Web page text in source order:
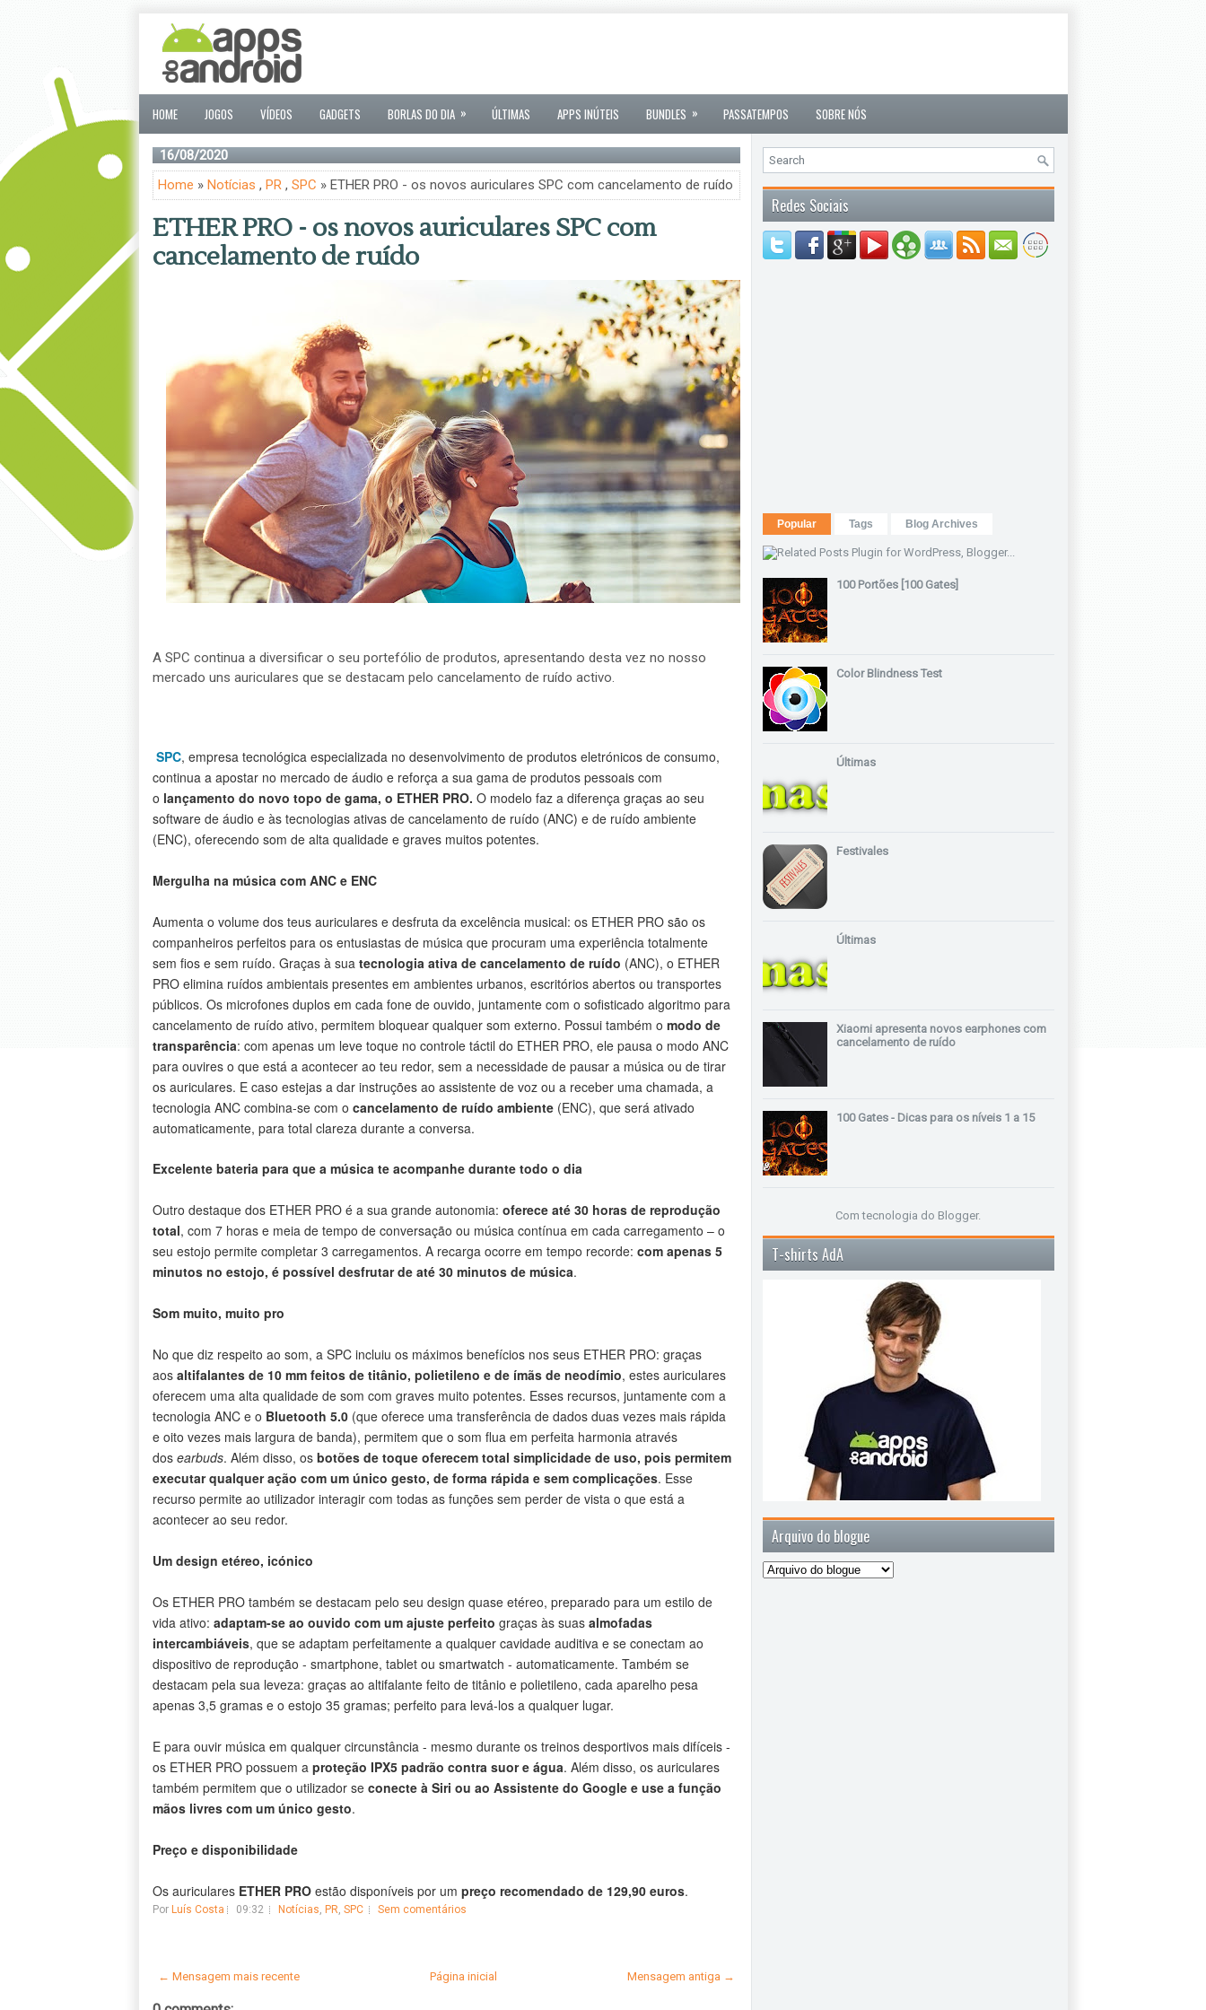
HOME JOGOS VÍDEOS GADGETS BORLAS DO DIA » ÚLTIMAS APPS INÚTEIS BUNDLES » PASSATEMPOS SOBRE NÓS
16/08/2020
Home » Notícias , PR, SPC » ETHER PRO - os novos auriculares SPC com cancelamento de ruído
ETHER PRO - os novos auriculares SPC com
cancelamento de ruído
A SPC continua a diversificar o seu portefólio de produtos, apresentando desta vez no nosso
mercado uns auriculares que se destacam pelo cancelamento de ruído activo.
SPC, empresa tecnológica especializada no desenvolvimento de produtos eletrónicos de consumo,
continua a apostar no mercado de áudio e reforça a sua gama de produtos pessoais com
o lançamento do novo topo de gama, o ETHER PRO. O modelo faz a diferença graças ao seu
software de áudio e às tecnologias ativas de cancelamento de ruído (ANC) e de ruído ambiente
(ENC), oferecendo som de alta qualidade e graves muitos potentes.
Mergulha na música com ANC e ENC
Aumenta o volume dos teus auriculares e desfruta da excelência musical: os ETHER PRO são os
companheiros perfeitos para os entusiastas de música que procuram uma experiência totalmente
sem fios e sem ruído. Graças à sua tecnologia ativa de cancelamento de ruído (ANC), o ETHER
PRO elimina ruídos ambientais presentes em ambientes urbanos, escritórios abertos ou transportes
públicos. Os microfones duplos em cada fone de ouvido, juntamente com o sofisticado algoritmo para
cancelamento de ruído ativo, permitem bloquear qualquer som externo. Possui também o modo de
transparência: com apenas um leve toque no controle táctil do ETHER PRO, ele pausa o modo ANC
para ouvires o que está a acontecer ao teu redor, sem a necessidade de pausar a música ou de tirar
os auriculares. E caso estejas a dar instruções ao assistente de voz ou a receber uma chamada, a
tecnologia ANC combina-se com o cancelamento de ruído ambiente(ENC), que será ativado
automaticamente, para total clareza durante a conversa.
Excelente bateria para que a música te acompanhe durante todo o dia
Outro destaque dos ETHER PRO é a sua grande autonomia: oferece até 30 horas de reprodução
total, com 7 horas e meia de tempo de conversação ou música contínua em cada carregamento – o
seu estojo permite completar 3 carregamentos. A recarga ocorre em tempo recorde: com apenas 5
minutos no estojo, é possível desfrutar de até 30 minutos de música.
Som muito, muito pro
No que diz respeito ao som, a SPC incluiu os máximos benefícios nos seus ETHER PRO: graças
aos altifalantes de 10 mm feitos de titânio, polietileno e de ímãs de neodímio, estes auriculares
oferecem uma alta qualidade de som com graves muito potentes. Esses recursos, juntamente com a
tecnologia ANC e o Bluetooth 5.0(que oferece uma transferência de dados duas vezes mais rápida
e oito vezes mais largura de banda), permitem que o som flua em perfeita harmonia através
dos earbuds. Além disso, os botões de toque oferecem total simplicidade de uso, pois permitem
executar qualquer ação com um único gesto, de forma rápida e sem complicações. Esse
recurso permite ao utilizador interagir com todas as funções sem perder de vista o que está a
acontecer ao seu redor.
Um design etéreo, icónico
Os ETHER PRO também se destacam pelo seu design quase etéreo, preparado para um estilo de
vida ativo: adaptam-se ao ouvido com um ajuste perfeito graças às suas almofadas
intercambiáveis, que se adaptam perfeitamente a qualquer cavidade auditiva e se conectam ao
dispositivo de reprodução - smartphone, tablet ou smartwatch - automaticamente. Também se
destacam pela sua leveza: graças ao altifalante feito de titânio e polietileno, cada aparelho pesa
apenas 3,5 gramas e o estojo 35 gramas; perfeito para levá-los a qualquer lugar.
E para ouvir música em qualquer circunstância - mesmo durante os treinos desportivos mais difíceis -
os ETHER PRO possuem a proteção IPX5 padrão contra suor e água. Além disso, os auriculares
também permitem que o utilizador se conecte à Siri ou ao Assistente do Google e use a função
mãos livres com um único gesto.
Preço e disponibilidade
Os auriculares ETHER PROestão disponíveis por um preço recomendado de 129,90 euros.
Por Luís Costa 09:32 Notícias, PR, SPC Sem comentários
← Mensagem mais recente Mensagem antiga →
Página inicial
Redes Sociais
Popular Tags Blog Archives
100 Portões [100 Gates]
Color Blindness Test
Últimas
Festivales
Últimas
Xiaomi apresenta novos earphones com
cancelamento de ruído
100 Gates - Dicas para os níveis 1 a 15
Com tecnologia do Blogger.
T-shirts AdA
Arquivo do blogue